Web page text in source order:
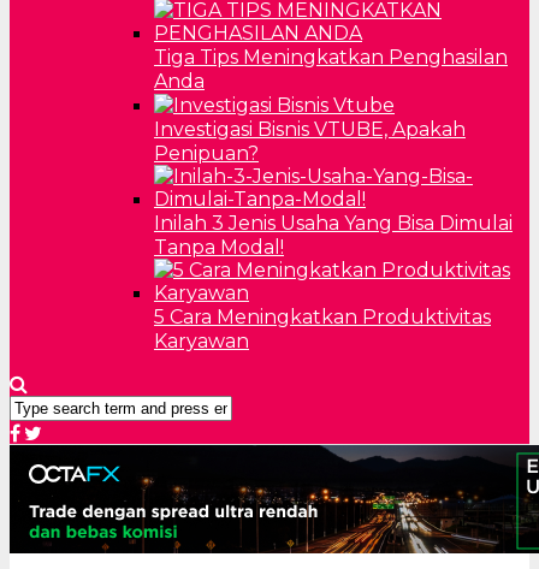
Tiga Tips Meningkatkan Penghasilan
Anda
Investigasi Bisnis VTUBE, Apakah
Penipuan?
Inilah 3 Jenis Usaha Yang Bisa Dimulai
Tanpa Modal!
5 Cara Meningkatkan Produktivitas
Karyawan